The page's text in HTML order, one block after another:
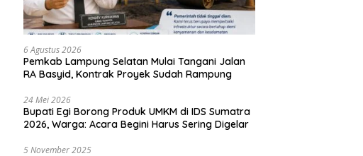
6 Agustus 2026
Pemkab Lampung Selatan Mulai Tangani Jalan
RA Basyid, Kontrak Proyek Sudah Rampung
24 Mei 2026
Bupati Egi Borong Produk UMKM di IDS Sumatra
2026, Warga: Acara Begini Harus Sering Digelar
5 November 2025